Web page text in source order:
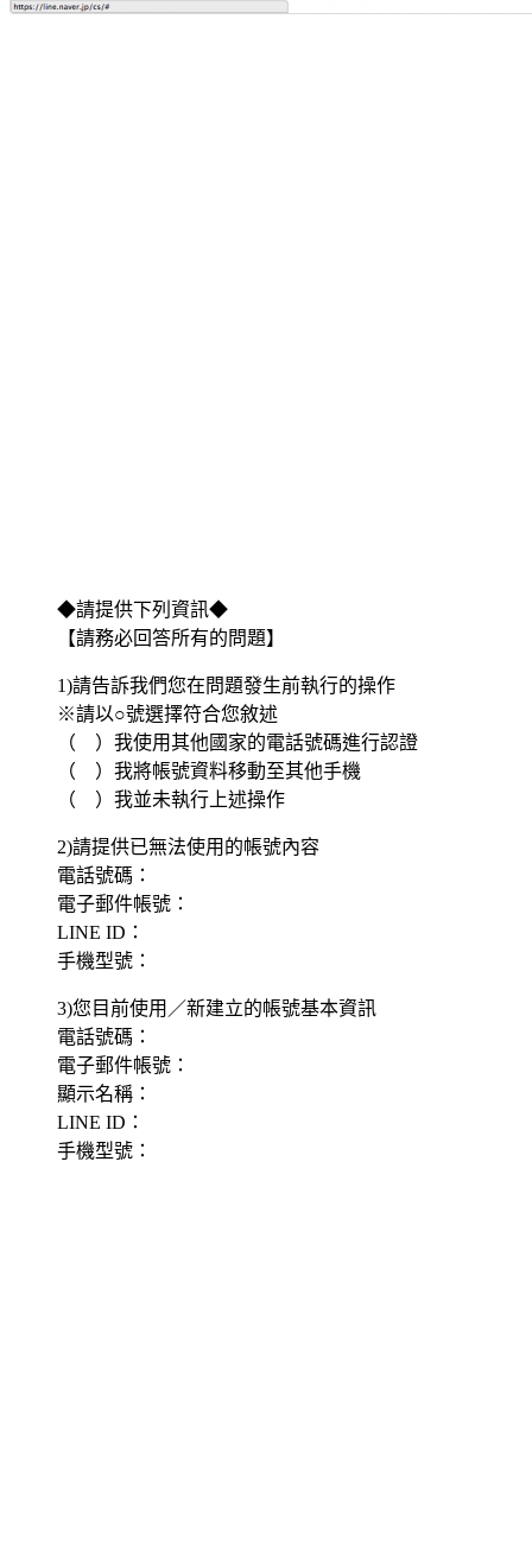
◆請提供下列資訊◆
【請務必回答所有的問題】
1)請告訴我們您在問題發生前執行的操作
※請以○號選擇符合您敘述
（ ）我使用其他國家的電話號碼進行認證
（ ）我將帳號資料移動至其他手機
（ ）我並未執行上述操作
2)請提供已無法使用的帳號內容
電話號碼：
電子郵件帳號：
LINE ID：
手機型號：
3)您目前使用／新建立的帳號基本資訊
電話號碼：
電子郵件帳號：
顯示名稱：
LINE ID：
手機型號：